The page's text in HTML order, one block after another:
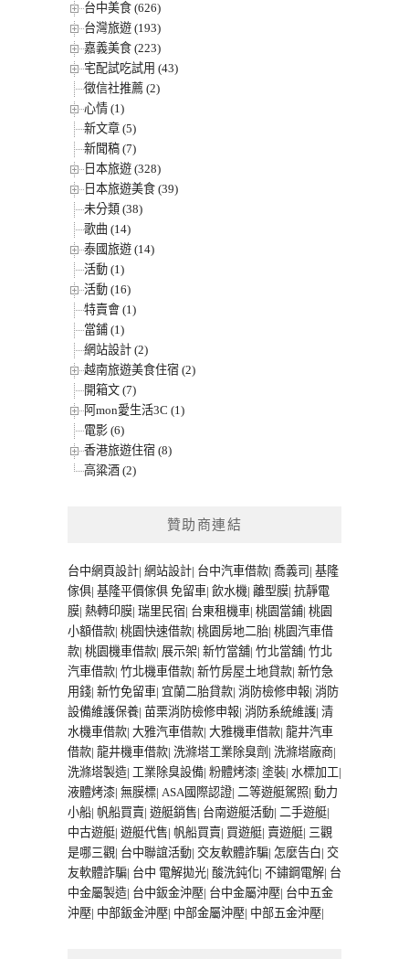
台中美食 (626)
台灣旅遊 (193)
嘉義美食 (223)
宅配試吃試用 (43)
徵信社推薦 (2)
心情 (1)
新文章 (5)
新聞稿 (7)
日本旅遊 (328)
日本旅遊美食 (39)
未分類 (38)
歌曲 (14)
泰國旅遊 (14)
活動 (1)
活動 (16)
特賣會 (1)
當鋪 (1)
網站設計 (2)
越南旅遊美食住宿 (2)
開箱文 (7)
阿mon愛生活3C (1)
電影 (6)
香港旅遊住宿 (8)
高粱酒 (2)
贊助商連結
台中網頁設計| 網站設計| 台中汽車借款| 喬義司 | 基隆
傢俱| 基隆平價傢俱 免留車| 飲水機| 離型膜| 抗靜電
膜| 熱轉印膜| 瑞里民宿| 台東租機車| 桃園當鋪| 桃園
小額借款| 桃園快速借款| 桃園房地二胎| 桃園汽車借
款| 桃園機車借款| 展示架| 新竹當舖| 竹北當舖| 竹北
汽車借款| 竹北機車借款| 新竹房屋土地貸款| 新竹急
用錢| 新竹免留車| 宜蘭二胎貸款| 消防檢修申報| 消防
設備維護保養| 苗栗消防檢修申報| 消防系統維護| 清
水機車借款| 大雅汽車借款| 大雅機車借款| 龍井汽車
借款| 龍井機車借款| 洗滌塔工業除臭劑 | 洗滌塔廠商|
洗滌塔製造| 工業除臭設備| 粉體烤漆| 塗裝| 水標加工|
液體烤漆| 無膜標| ASA國際認證| 二等遊艇駕照| 動力
小船| 帆船買賣| 遊艇銷售| 台南遊艇活動| 二手遊艇|
中古遊艇| 遊艇代售| 帆船買賣| 買遊艇| 賣遊艇| 三觀
是哪三觀| 台中聯誼活動| 交友軟體詐騙| 怎麼告白| 交
友軟體詐騙| 台中 電解拋光| 酸洗鈍化| 不鏽鋼電解| 台
中金屬製造| 台中鈑金沖壓| 台中金屬沖壓| 台中五金
沖壓| 中部鈑金沖壓| 中部金屬沖壓| 中部五金沖壓|